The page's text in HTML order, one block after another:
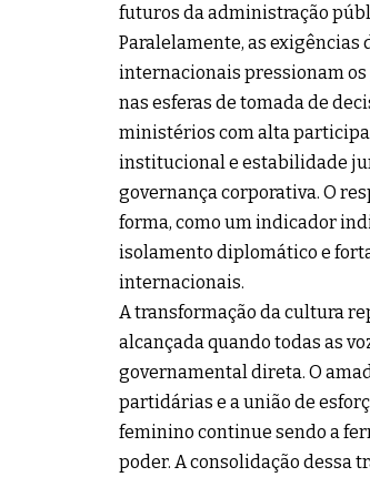
futuros da administração
Paralelamente, as exigências
internacionais pressionam
nas esferas de tomada de
ministérios com alta
institucional e estabilidade
governança corporativa. O
forma, como um indicador
isolamento diplomático e
internacionais.
A transformação da cultura
alcançada quando todas as
governamental direta. O
partidárias e a união de
feminino continue sendo a
poder. A consolidação dessa